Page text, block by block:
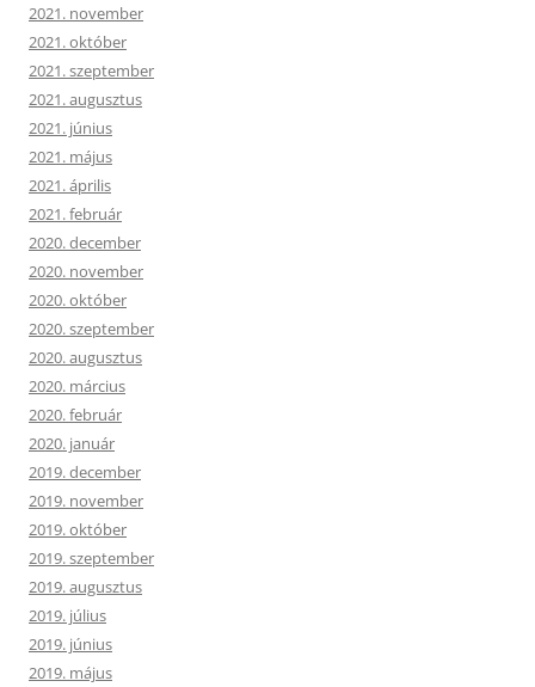
2021. november
2021. október
2021. szeptember
2021. augusztus
2021. június
2021. május
2021. április
2021. február
2020. december
2020. november
2020. október
2020. szeptember
2020. augusztus
2020. március
2020. február
2020. január
2019. december
2019. november
2019. október
2019. szeptember
2019. augusztus
2019. július
2019. június
2019. május